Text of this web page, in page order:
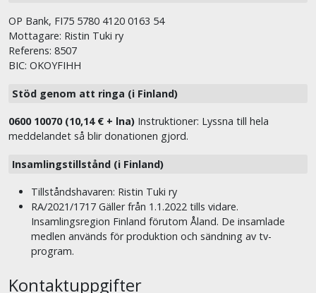
OP Bank, FI75 5780 4120 0163 54
Mottagare: Ristin Tuki ry
Referens: 8507
BIC: OKOYFIHH
Stöd genom att ringa (i Finland)
0600 10070 (10,14 € + lna) Instruktioner: Lyssna till hela
meddelandet så blir donationen gjord.
Insamlingstillstånd (i Finland)
Tillståndshavaren: Ristin Tuki ry
RA/2021/1717 Gäller från 1.1.2022 tills vidare.
Insamlingsregion Finland förutom Åland. De insamlade
medlen används för produktion och sändning av tv-
program.
Kontaktuppgifter